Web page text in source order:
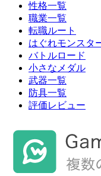
性格一覧
職業一覧
転職ルート
はぐれモンスタ
バトルロード
小さなメダル
武器一覧
防具一覧
評価レビュー